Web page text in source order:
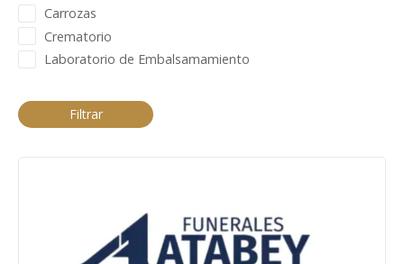
Carrozas
Crematorio
Laboratorio de Embalsamamiento
Filtrar